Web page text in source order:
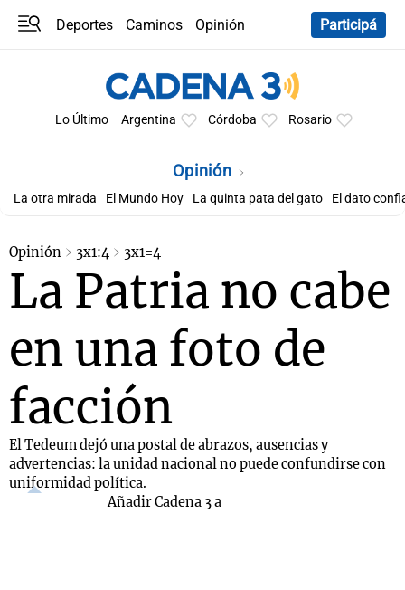
Deportes Caminos
Opinión
Participá
Lo Último Argentina Córdoba Rosario
Opinión
La otra mirada El Mundo Hoy La quinta pata del gato El dato
Opinión 3x1:4 3x1=4
La Patria no cabe
en una foto de
facción
El Tedeum dejó una postal de abrazos, ausencias y
advertencias: la unidad nacional no puede confundirse con
uniformidad política.
Añadir Cadena 3 a